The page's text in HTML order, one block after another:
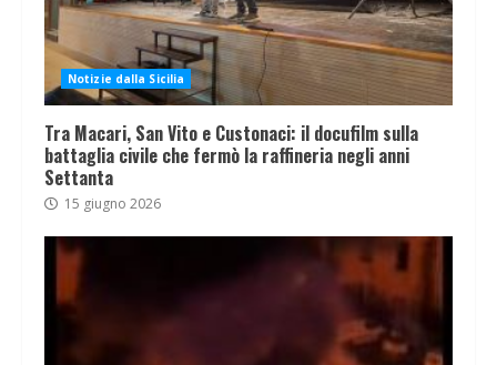
Notizie dalla Sicilia
Tra Macari, San Vito e Custonaci: il docufilm sulla
battaglia civile che fermò la raffineria negli anni
Settanta
15 giugno 2026